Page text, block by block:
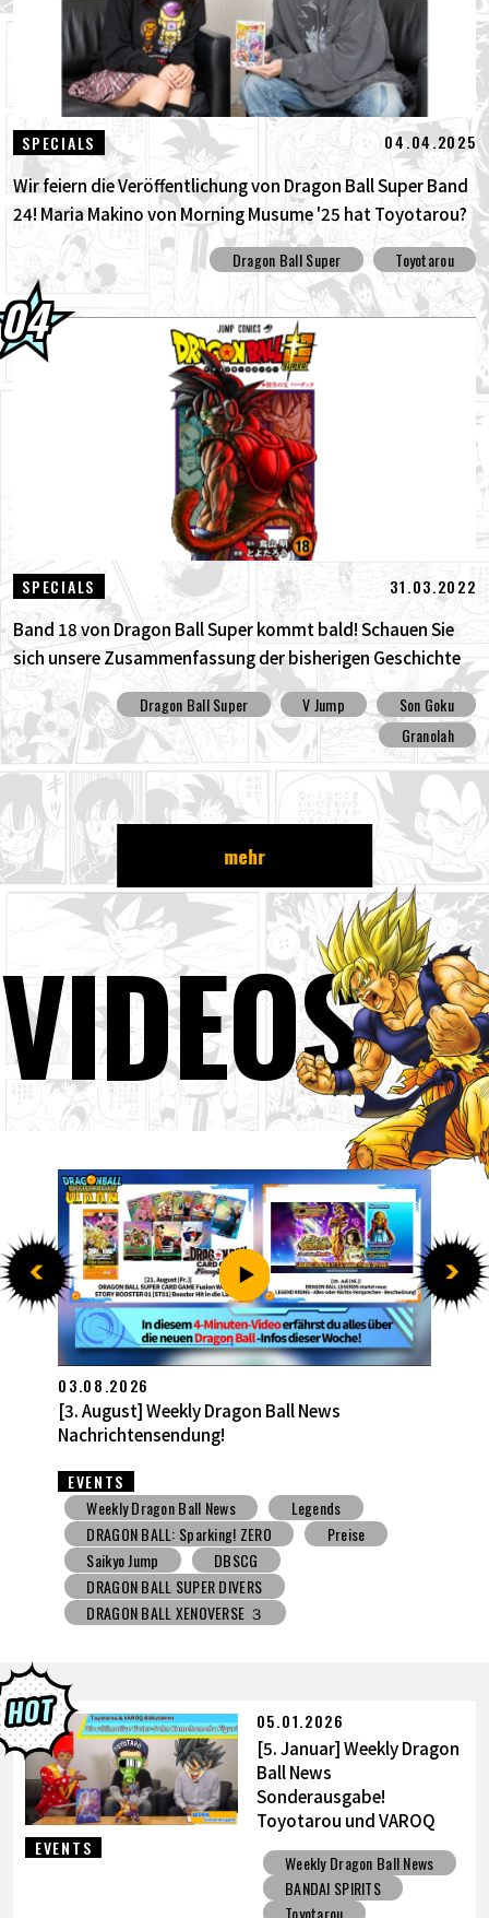
SPECIALS 04.04.2025
Wir feiern die Veröffentlichung von Dragon Ball Super Band
24! Maria Makino von Morning Musume '25 hat Toyotarou?
interviewt!
Dragon Ball Super Toyotarou
SPECIALS 31.03.2022
Band 18 von Dragon Ball Super kommt bald! Schauen Sie
sich unsere Zusammenfassung der bisherigen Geschichte
an !!
Dragon Ball Super V Jump
Son Goku
Granolah
mehr
VIDEOS
27.07.2026
[27. Juli] Weekly Dragon Ball News -Sendung!
EVENTS
Weekly Dragon Ball News
Spielzeug mit Süßigkeiten
V Jump
DBSCG
DRAGON BALL SUPER DIVERS
DRAGON BALL XENOVERSE ３
DRAGON BALL GEKISHIN SQUADRA
Toyotarou hat's versucht zu zeichnen
DRAGON BALL: Sparking! ZERO
Gashapon
BANDAI
EVENTS
05.01.2026
[5. Januar] Weekly Dragon
Ball News
Sonderausgabe!
Toyotarou und VAROQ
Vater-Sohn Kamehameha
Figur!
Weekly Dragon Ball News
BANDAI SPIRITS